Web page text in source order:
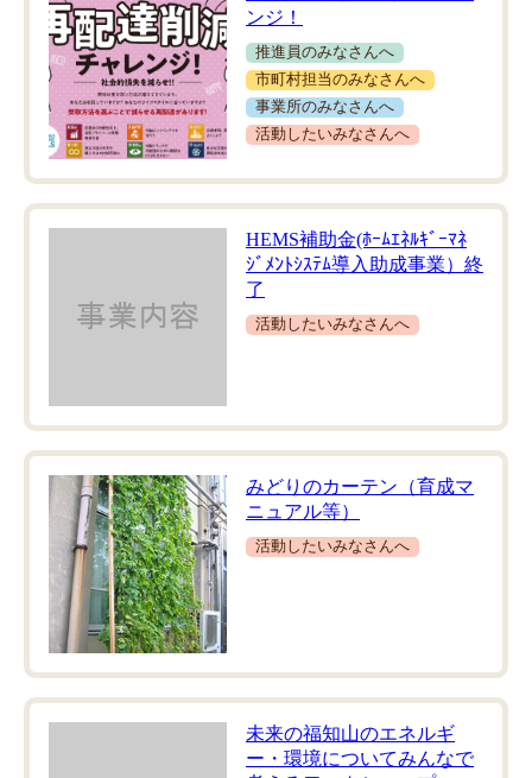
ンジ！
推進員のみなさんへ
市町村担当のみなさんへ
事業所のみなさんへ
活動したいみなさんへ
HEMS補助金(ﾎｰﾑｴﾈﾙｷﾞｰﾏﾈ
ｼﾞﾒﾝﾄｼｽﾃﾑ導入助成事業）終
了
活動したいみなさんへ
みどりのカーテン（育成マ
ニュアル等）
活動したいみなさんへ
未来の福知山のエネルギ
ー・環境についてみんなで